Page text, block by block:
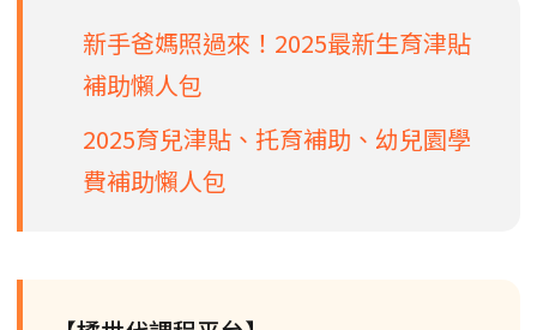
新手爸媽照過來！2025最新生育津貼
補助懶人包
2025育兒津貼、托育補助、幼兒園學
費補助懶人包